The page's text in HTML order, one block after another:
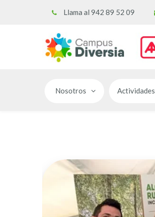
Llama al 942 89 52 09
Nosotros Actividades